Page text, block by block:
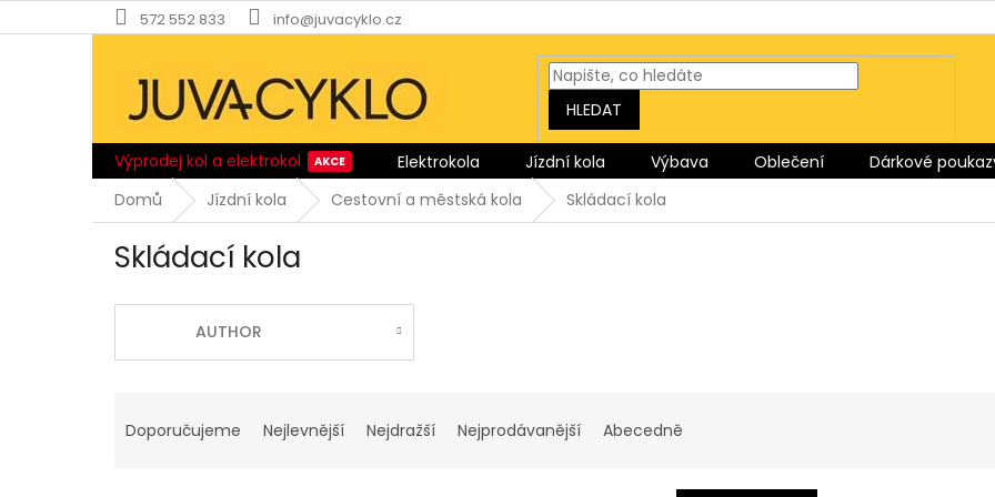
na
572 552 833 info@juvacyklo.cz
HLEDAT
Výprodej kol a elektrokol Elektrokola Jízdní kola Výbava Oblečení Dárkové
Domů
Jízdní kola Cestovní a městská kola Skládací kola
Skládací kola
AUTHOR
aDoporučujeme Nejlevnější Nejdražší Nejprodávanější Abecedně